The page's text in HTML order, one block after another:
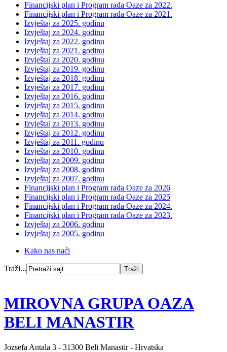
Financijski plan i Program rada Oaze za 2022.
Financijski plan i Program rada Oaze za 2021.
Izvještaj za 2025. godinu
Izvještaj za 2024. godinu
Izvještaj za 2022. godinu
Izvještaj za 2021. godinu
Izvještaj za 2020. godinu
Izvještaj za 2019. godinu
Izvještaj za 2018. godinu
Izvještaj za 2017. godinu
Izvještaj za 2016. godinu
Izvještaj za 2015. godinu
Izvještaj za 2014. godinu
Izvještaj za 2013. godinu
Izvještaj za 2012. godinu
Izvještaj za 2011. godinu
Izvještaj za 2010. godinu
Izvještaj za 2009. godinu
Izvještaj za 2008. godinu
Izvještaj za 2007. godinu
Financijski plan i Program rada Oaze za 2026
Financijski plan i Program rada Oaze za 2025
Financijski plan i Program rada Oaze za 2024.
Financijski plan i Program rada Oaze za 2023.
Izvještaj za 2006. godinu
Izvještaj za 2005. godinu
Kako nas naći
Traži...
MIROVNA GRUPA OAZA
BELI MANASTIR
Jozsefa Antala 3 - 31300 Beli Manastir - Hrvatska